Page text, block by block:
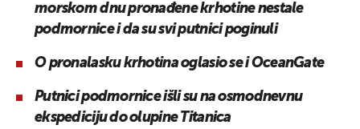
morskom dnu pronađene krhotine nestale
podmornice i da su svi putnici poginuli
O pronalasku krhotina oglasio se i OceanGate
Putnici podmornice išli su na osmodnevnu
ekspediciju do olupine Titanica